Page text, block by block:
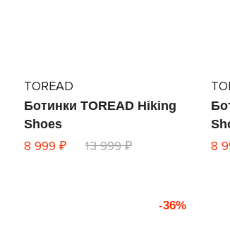
TOREAD
Ботинки TOREAD Hiking
Shoes
8 999 ₽ 13 999 ₽ 8
-36%